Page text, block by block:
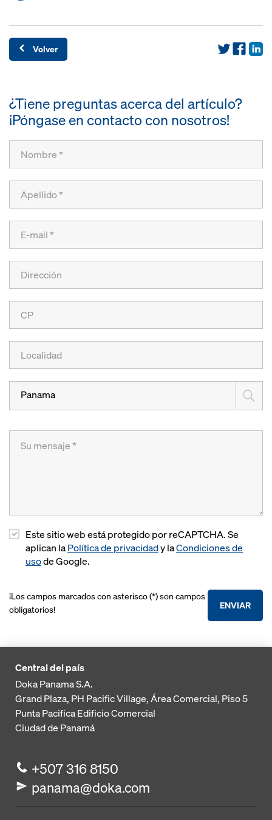
Volver
¿Tiene preguntas acerca del artículo?
¡Póngase en contacto con nosotros!
Panama
Este sitio web está protegido por reCAPTCHA. Se
aplican laPolítica de privacidady laCondiciones de
usode Google.
ENVIAR
¡Los campos marcados con asterisco (*) son campos
obligatorios!
Central del país
Doka Panama S.A.
Grand Plaza, PH Pacific Village, Área Comercial, Piso 5
Punta PacificaEdificio Comercial
Ciudad de Panamá
+507 316 8150
panama@doka.com